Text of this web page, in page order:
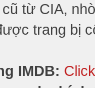
cũ từ CIA,
trang bị
IMDB: